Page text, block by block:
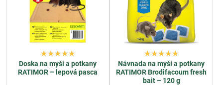
Doska na myši a potkany
RATIMOR – lepová pasca
Návnada na myši a potkany
RATIMOR Brodifacoum fresh
bait – 120 g